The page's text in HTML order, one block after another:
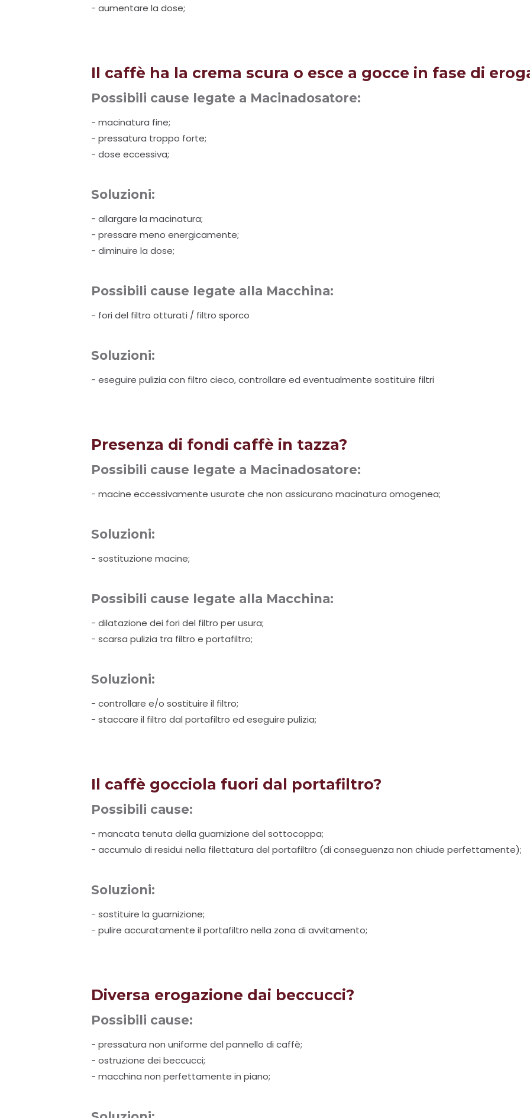
- aumentare la dose;
Il caffè ha la crema scura o esce a gocce in fase di
Possibili cause legate a Macinadosatore:
- macinatura fine;
- pressatura troppo forte;
- dose eccessiva;
Soluzioni:
- allargare la macinatura;
- pressare meno energicamente;
- diminuire la dose;
Possibili cause legate alla Macchina:
- fori del filtro otturati / filtro sporco
Soluzioni:
- eseguire pulizia con filtro cieco, controllare ed eventualmente sostituire filtri
Presenza di fondi caffè in tazza?
Possibili cause legate a Macinadosatore:
- macine eccessivamente usurate che non assicurano macinatura omogenea;
Soluzioni:
- sostituzione macine;
Possibili cause legate alla Macchina:
- dilatazione dei fori del filtro per usura;
- scarsa pulizia tra filtro e portafiltro;
Soluzioni:
- controllare e/o sostituire il filtro;
- staccare il filtro dal portafiltro ed eseguire pulizia;
Il caffè gocciola fuori dal portafiltro?
Possibili cause:
- mancata tenuta della guarnizione del sottocoppa;
- accumulo di residui nella filettatura del portafiltro (di conseguenza non chiude perfettamente);
Soluzioni:
- sostituire la guarnizione;
- pulire accuratamente il portafiltro nella zona di avvitamento;
Diversa erogazione dai beccucci?
Possibili cause:
- pressatura non uniforme del pannello di caffè;
- ostruzione dei beccucci;
- macchina non perfettamente in piano;